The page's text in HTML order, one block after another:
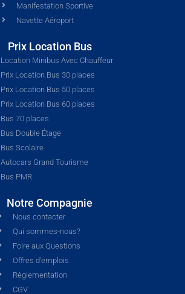
Manifestation Sportive
Navette Aéroport
Prix Location Bus
Location Minibus Avec Chauffeur
Prix Location Bus 30 places
Prix Location Bus 50 places
Prix Location Bus 60 places
Bus 70 places
Bus Double Étage
Bus Scolaire
Autocars Grand Tourisme
Bus PMR
Notre Compagnie
Nous contacter
Qui sommes-nous?
Foire aux Questions
Offres d'emplois
Règlementation
CGV